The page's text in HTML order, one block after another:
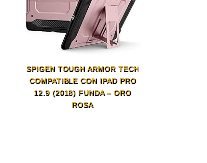
SPIGEN TOUGH ARMOR TECH
COMPATIBLE CON IPAD PRO
12.9 (2018) FUNDA – ORO
ROSA